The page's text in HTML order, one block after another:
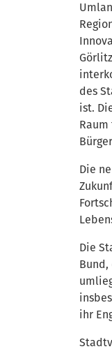
des
ist.
Die
Die
Bund,
ihr